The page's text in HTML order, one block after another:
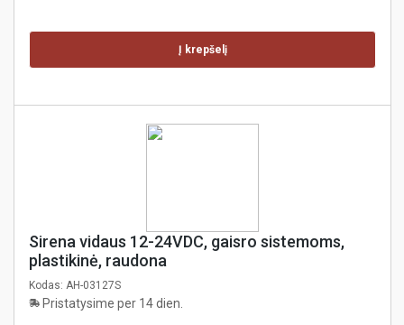
Į krepšelį
Sirena vidaus 12-24VDC, gaisro sistemoms,
plastikinė, raudona
Kodas: AH-03127S
Pristatysime per 14 dien.